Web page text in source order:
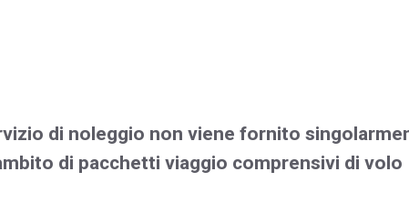
di noleggio non viene fornito
di pacchetti viaggio comprensivi di volo